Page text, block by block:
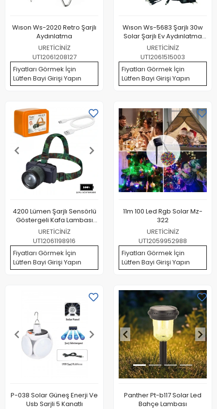
Wıson Ws-2020 Retro Şarjlı
Aydınlatma
URETİCİNİZ
UT12061208127
Fiyatları Görmek İçin
Lütfen Bayi Girişi Yapın
Wıson Ws-5683 Şarjlı 30w
Solar Şarjlı Ev Aydınlatma
Seti Radyo Ve Fan
Powebank
URETİCİNİZ
UT12061515003
Fiyatları Görmek İçin
Lütfen Bayi Girişi Yapın
4200 Lümen Şarjlı Sensörlü
Göstergeli Kafa Lambası
Wt-719
URETİCİNİZ
UT12061198916
Fiyatları Görmek İçin
Lütfen Bayi Girişi Yapın
11m 100 Led Rgb Solar Mz-
322
URETİCİNİZ
UT12059952988
Fiyatları Görmek İçin
Lütfen Bayi Girişi Yapın
P-038 Solar Güneş Enerji Ve
Usb Sarjli 5 Kanatlı
Panther Pt-b117 Solar Led
Bahçe Lambası